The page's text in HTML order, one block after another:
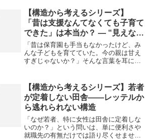
く、彼らは現状のルールの中で力を持
ち、居心地がいいため、「変える...
【構造から考えるシリーズ】
「昔は支援なんてなくても子育て
できた」は本当か？ ― “見えない
支え”があった時代と、今の重す
ぎる家庭負担
「昔は保育園も手当もなかったけど、み
んな子どもを育てていた。今の親は甘え
すぎじゃないか？」そんな言葉を耳にし
代」だったのでしょうか？実は違いま
す。当時は支援がいらないほ...
【構造から考えるシリーズ】若者
が定着しない田舎――レッテルか
ら逃れられない構造
「なぜ若者、特に女性は田舎に定着しな
いのか？」という問いは、単に便利さや
就職先の有無だけでは語り尽くせませ